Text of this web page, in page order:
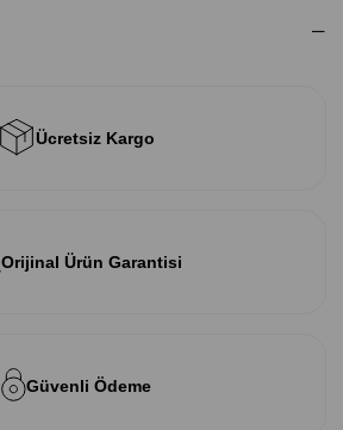
Ücretsiz Kargo
Orijinal Ürün Garantisi
Güvenli Ödeme